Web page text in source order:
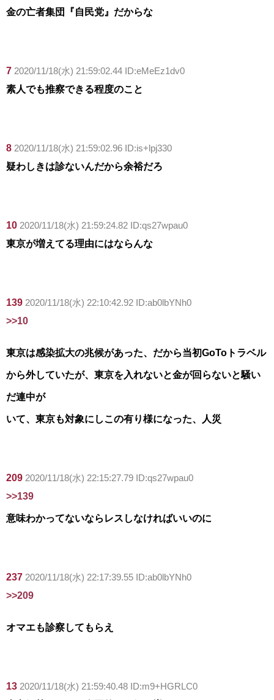
金の亡者集団『自民党』だからな
7 2020/11/18(水) 21:59:02.44 ID:eMeEz1dv0
素人でも推察できる程度のこと
8 2020/11/18(水) 21:59:02.96 ID:is+lpj330
疑わしきは診ないんだから余裕だろ
10 2020/11/18(水) 21:59:24.82 ID:qs27wpau0
東京が増えてる理由にはならんな
139 2020/11/18(水) 22:10:42.92 ID:ab0lbYNh0
>>10
東京は感染拡大の兆候があった、だから当初GoToトラベル
から外していたが、東京を入れないと金が回らないと騒い
だ連中が
いて、東京も対象にしこの有り様になった、人災
209 2020/11/18(水) 22:15:27.79 ID:qs27wpau0
>>139
意味わかってないならレスしなければいいのに
237 2020/11/18(水) 22:17:39.55 ID:ab0lbYNh0
>>209
オマエも診察してもらえ
13 2020/11/18(水) 21:59:40.48 ID:m9+HGRLC0